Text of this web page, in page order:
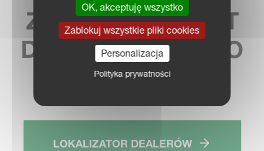
ZNAJDŹ KONTAKT
DO NAJBLIŻSZEGO
SPRZEDAWCY
LOKALIZATOR DEALERÓW
OK, akceptuję wszystko
Zablokuj wszystkie pliki cookies
Personalizacja
Polityka prywatności